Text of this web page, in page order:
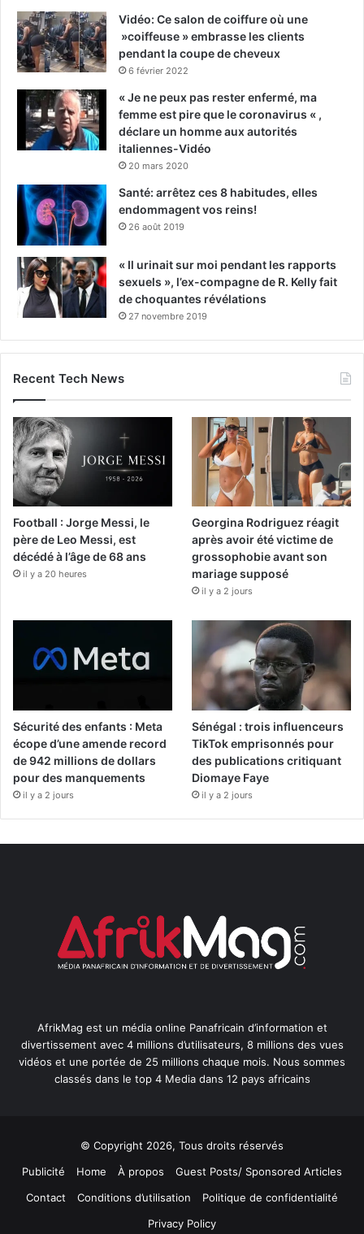
Vidéo: Ce salon de coiffure où une
»coiffeuse » embrasse les clients
pendant la coupe de cheveux
6 février 2022
« Je ne peux pas rester enfermé, ma
femme est pire que le coronavirus « ,
déclare un homme aux autorités
italiennes-Vidéo
20 mars 2020
Santé: arrêtez ces 8 habitudes, elles
endommagent vos reins!
26 août 2019
« Il urinait sur moi pendant les rapports
sexuels », l’ex-compagne de R. Kelly fait
de choquantes révélations
27 novembre 2019
Recent Tech News
Football : Jorge Messi, le
père de Leo Messi, est
décédé à l’âge de 68 ans
il y a 20 heures
Georgina Rodriguez réagit
après avoir été victime de
grossophobie avant son
mariage supposé
il y a 2 jours
Sécurité des enfants : Meta
écope d’une amende record
de 942 millions de dollars
pour des manquements
il y a 2 jours
Sénégal : trois influenceurs
TikTok emprisonnés pour
des publications critiquant
Diomaye Faye
il y a 2 jours
AfrikMag est un média online Panafricain d’information et
divertissement avec 4 millions d’utilisateurs, 8 millions des vues
vidéos et une portée de 25 millions chaque mois. Nous sommes
classés dans le top 4 Media dans 12 pays africains
© Copyright 2026, Tous droits réservés
Publicité
Home À propos
Guest Posts/ Sponsored Articles
Contact
Conditions d’utilisation
Politique de confidentialité
Privacy Policy